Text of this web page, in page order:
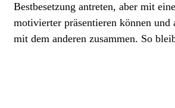
Bestbesetzung antreten, aber mit
motivierter präsentieren können
mit dem anderen zusammen. So